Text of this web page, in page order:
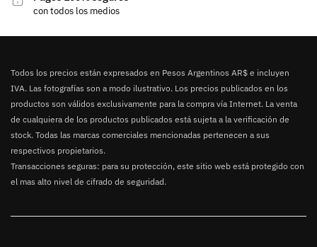
con todos los medios
Todos los precios están expresados en Pesos Argentinos AR$ e incluyen
IVA. Las fotografías son a modo ilustrativo. Los precios publicados en los
productos son válidos exclusivamente para la compra vía Internet. La venta
de cualquiera de los productos publicados está sujeta a la verificación de
stock. Todas las marcas comerciales mencionadas pertenecen a sus
respectivos propietarios.
Transacciones seguras: para su protección, este sitio web está protegido con
el mas alto nivel de cifrado de seguridad.